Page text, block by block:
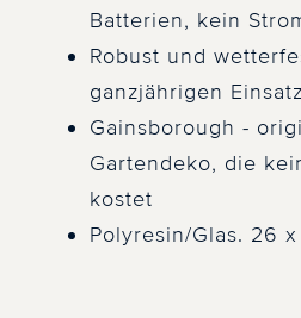
Batterien, kein
Robust und
ganzjährigen
Gainsborough -
Gartendeko, die
kostet
Polyresin/Glas. 26 x